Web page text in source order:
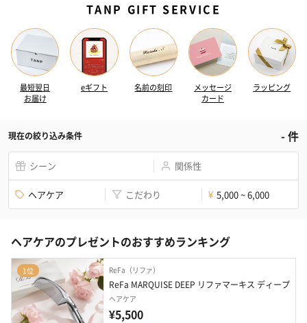
TANP GIFT SERVICE
最短翌日
お届け
eギフト 名前の刻印
メッセージ
カード
ラッピング
現在の絞り込み条件 -件
シーン 関係性
ヘアケア こだわり ¥ 5,000 ~ 6,000
ヘアケアのプレゼントのおすすめランキング
1位 ReFa（リファ）
ReFa MARQUISE DEEP リファマーキス ディープ
ヘアケア
¥5,500